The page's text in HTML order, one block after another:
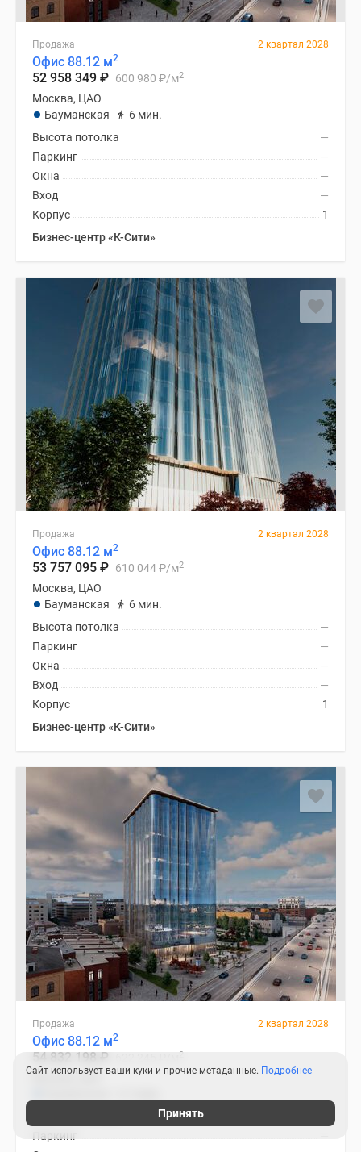
Продажа 2 квартал 2028
Офис 88.12 м2
52 958 349 ₽ 600 980 ₽/м2
Москва, ЦАО
Бауманская
6 мин.
—
Высота потолка
—
Паркинг
—
Окна
—
Вход
1
Корпус
Бизнес-центр «К-Сити»
Продажа 2 квартал 2028
Офис 88.12 м2
53 757 095 ₽ 610 044₽/м2
Москва, ЦАО
Бауманская
6 мин.
—
Высота потолка
—
Паркинг
—
Окна
—
Вход
1
Корпус
Бизнес-центр «К-Сити»
Продажа 2 квартал 2028
Офис 88.12 м2
54 832 198₽ 2
Москва, ЦАО
Паркинг
Сайт использует ваши куки и прочие метаданные. Подробнее
Принять